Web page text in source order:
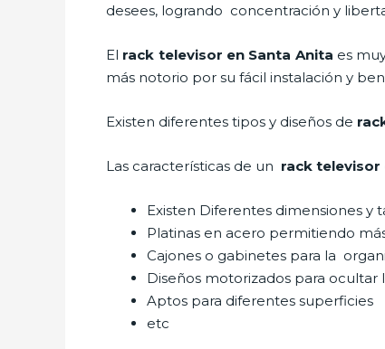
desees, logrando concentración y
El rack televisor en Santa Anita es
más notorio por su fácil instalación y
Existen diferentes tipos y diseños de
Las características de un rack televisor
Existen Diferentes dimensiones y
Platinas en acero permitiendo
Cajones o gabinetes para la
Diseños motorizados para ocultar
Aptos para diferentes superficies
etc